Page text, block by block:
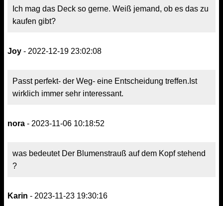
Ich mag das Deck so gerne. Weiß jemand, ob es das zu
kaufen gibt?
Joy - 2022-12-19 23:02:08
Passt perfekt- der Weg- eine Entscheidung treffen.Ist
wirklich immer sehr interessant.
nora - 2023-11-06 10:18:52
was bedeutet Der Blumenstrauß auf dem Kopf stehend
?
Karin - 2023-11-23 19:30:16